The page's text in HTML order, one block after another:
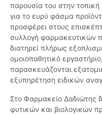
παρουσία του στην τοπική
για το ευρύ φάσμα
προσφέρει στους
συλλογή φαρμακευτικών
διατηρεί πλήρως
ομοιοπαθητικό
παρασκευάζονται
εξυπηρέτηση ειδικών
Στο Φαρμακείο Δαδιώτης
φυτικών και βιολογικών